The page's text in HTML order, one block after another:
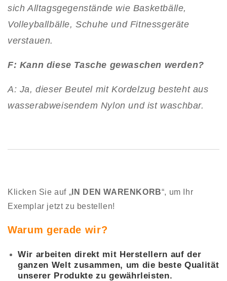
sich Alltagsgegenstände wie Basketbälle,
Volleyballbälle, Schuhe und Fitnessgeräte
verstauen.
F: Kann diese Tasche gewaschen werden?
A: Ja, dieser Beutel mit Kordelzug besteht aus
wasserabweisendem Nylon und ist waschbar.
Klicken Sie auf „ IN DEN WARENKORB“, um Ihr
Exemplar jetzt zu bestellen!
Warum gerade wir?
Wir arbeiten direkt mit Herstellern auf der
ganzen Welt zusammen, um die beste Qualität
unserer Produkte zu gewährleisten.